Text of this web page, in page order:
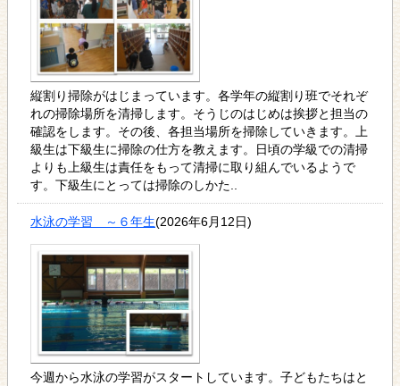
縦割り掃除がはじまっています。各学年の縦割り班でそれぞ
れの掃除場所を清掃します。そうじのはじめは挨拶と担当の
確認をします。その後、各担当場所を掃除していきます。上
級生は下級生に掃除の仕方を教えます。日頃の学級での清掃
よりも上級生は責任をもって清掃に取り組んでいるようで
す。下級生にとっては掃除のしかた..
水泳の学習 ～６年生(2026年6月12日)
今週から水泳の学習がスタートしています。子どもたちはと